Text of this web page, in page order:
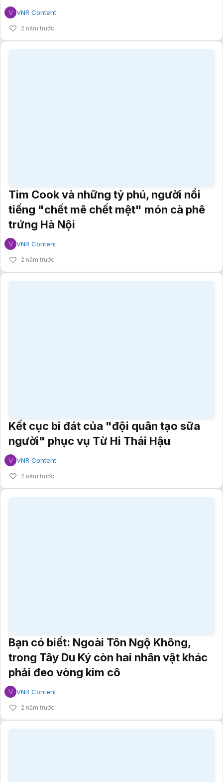
V VNR Content
2 năm trước
Tim Cook và những tỷ phú, người nổi
tiếng "chết mê chết mệt" món cà phê
trứng Hà Nội
V VNR Content
2 năm trước
Kết cục bi đát của "đội quân tạo sữa
người" phục vụ Từ Hi Thái Hậu
V VNR Content
2 năm trước
Bạn có biết: Ngoài Tôn Ngộ Không,
trong Tây Du Ký còn hai nhân vật khác
phải đeo vòng kim cô
V VNR Content
2 năm trước